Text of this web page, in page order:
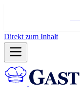
Direkt zum Inhalt